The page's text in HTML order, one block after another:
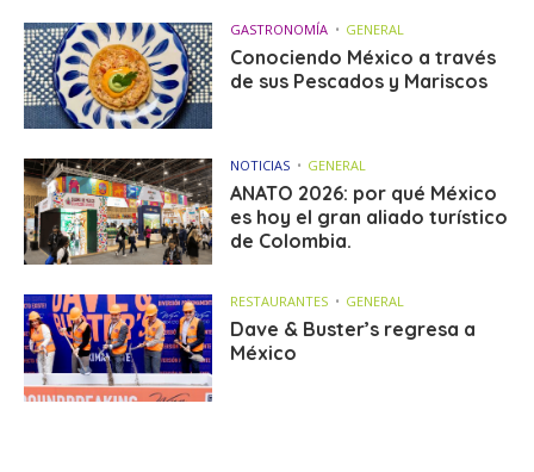
GASTRONOMÍA GENERAL
Conociendo México a través
de sus Pescados y Mariscos
NOTICIAS GENERAL
ANATO 2026: por qué México
es hoy el gran aliado turístico
de Colombia.
RESTAURANTES GENERAL
Dave & Buster’s regresa a
México